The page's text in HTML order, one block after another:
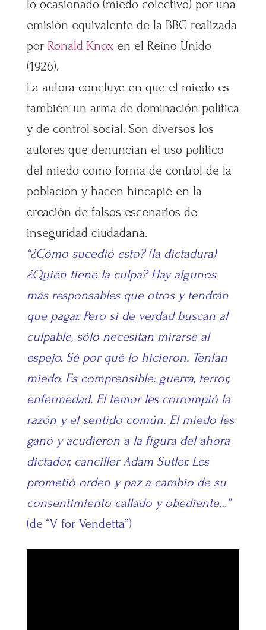
lo ocasionado (miedo colectivo) por una
emisión equivalente de la BBC realizada
por Ronald Knoxen el Reino Unido
(1926).
La autora concluye en que el miedo es
también un arma de dominación política
y de control social. Son diversos los
autores que denuncian el uso político
del miedo como forma de control de la
población y hacen hincapié en la
creación de falsos escenarios de
inseguridad ciudadana.
“¿Cómo sucedió esto? (la dictadura)
¿Quién tiene la culpa? Hay algunos
más responsables que otros y tendrán
que pagar. Pero si de verdad buscan al
culpable, sólo necesitan mirarse al
espejo. Sé por qué lo hicieron. Tenían
miedo. Es comprensible: guerra, terror,
enfermedad. El temor les corrompió la
razón y el sentido común. El miedo les
ganó y acudieron a la figura del ahora
dictador, canciller Adam Sutler. Les
prometió orden y paz a cambio de su
consentimiento callado y obediente…”
(de “V for Vendetta”)